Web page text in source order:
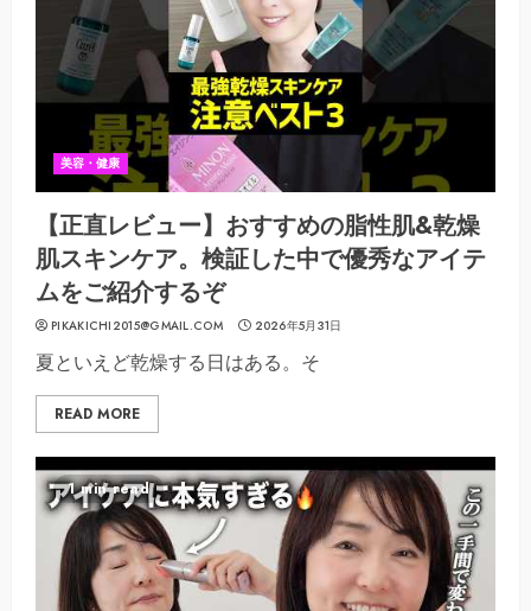
美容・健康
【正直レビュー】おすすめの脂性肌&乾燥
肌スキンケア。検証した中で優秀なアイテ
ムをご紹介するぞ
PIKAKICHI2015@GMAIL.COM 2026年5月31日
夏といえど乾燥する日はある。そ
READ MORE
1 min read